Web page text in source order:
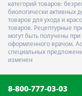
категорий товаров:
биологически активных
товаров для ухода и
товаров. Рецептурные
могут быть получены
оформленного врачом.
специальных
изменен
8-800-777-03-03